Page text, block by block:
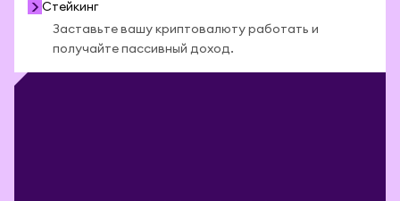
Стейкинг
Заставьте вашу криптовалюту работать и
получайте пассивный доход.